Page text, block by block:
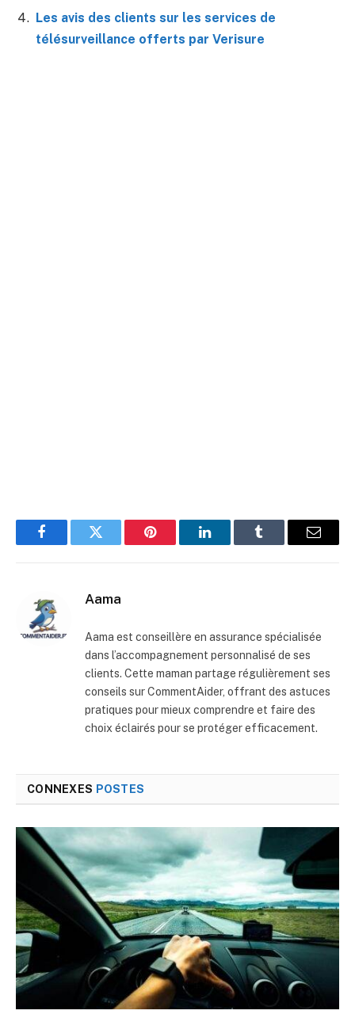
Les avis des clients sur les services de
télésurveillance offerts par Verisure
FacebookTwitter Pinterest LinkedInTumblr
E-
Aama
Aama est conseillère en assurance spécialisée
dans l’accompagnement personnalisé de ses
clients. Cette maman partage régulièrement ses
conseils sur CommentAider, offrant des astuces
pratiques pour mieux comprendre et faire des
choix éclairés pour se protéger efficacement.
CONNEXES POSTES